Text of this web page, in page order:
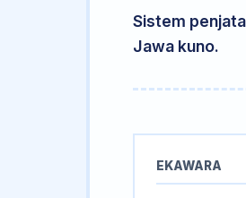
Sistem
Jawa kuno.
EKAWARA